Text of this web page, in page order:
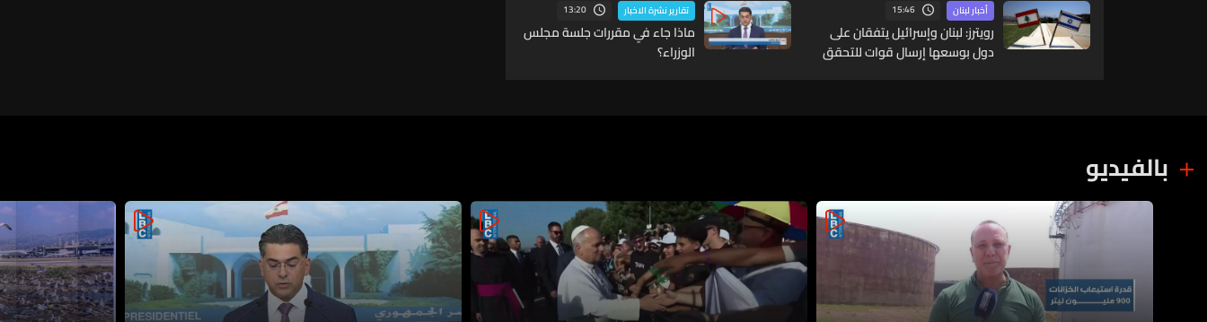
أخبار لبنان 15:46
رويترز: لبنان وإسرائيل يتفقان على
دول بوسعها إرسال قوات للتحقق
تقارير نشرة الاخبار 13:20
ماذا جاء في مقررات جلسة مجلس
الوزراء؟
بالفيديو